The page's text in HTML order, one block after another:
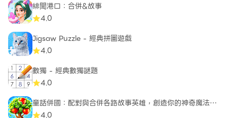
緋聞港口：合併&故事
4.0
Jigsaw Puzzle - 經典拼圖遊戲
4.0
數獨 - 經典數獨謎題
4.0
童話併國：配對與合併各路故事英雄，創造你的神奇魔法世
界4.0